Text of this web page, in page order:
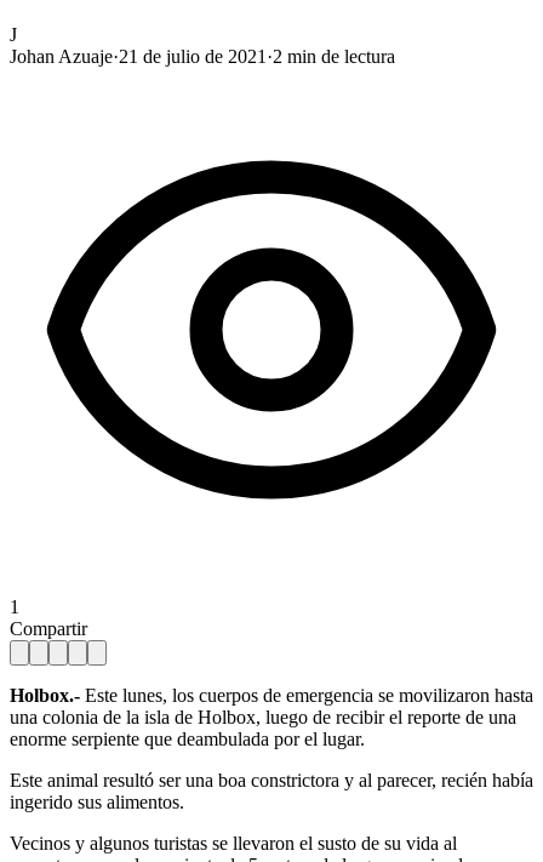
J
Johan Azuaje·21 de julio de 2021 ·2 min de lectura
1
Compartir
Holbox.- Este lunes, los cuerpos de emergencia se movilizaron hasta
una colonia de la isla de Holbox, luego de recibir el reporte de una
enorme serpiente que deambulada por el lugar.
Este animal resultó ser una boa constrictora y al parecer, recién había
ingerido sus alimentos.
Vecinos y algunos turistas se llevaron el susto de su vida al